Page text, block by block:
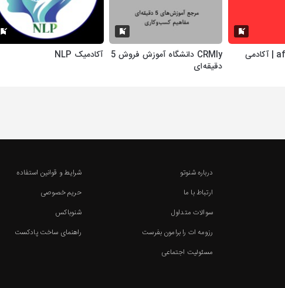
afran academy | آکادمی
CRMly دانشگاه آموزش فروش 5
دقیقه‌ای
آکادمیک NLP
درباره شنوتو
ارتباط با ما
سوالات متداول
رزومه ات را برامون بفرست
مسئولیت اجتماعی
شرایط و قوانین استفاده
حریم خصوصی
شنوباکس
راهنمای ساخت پادکست